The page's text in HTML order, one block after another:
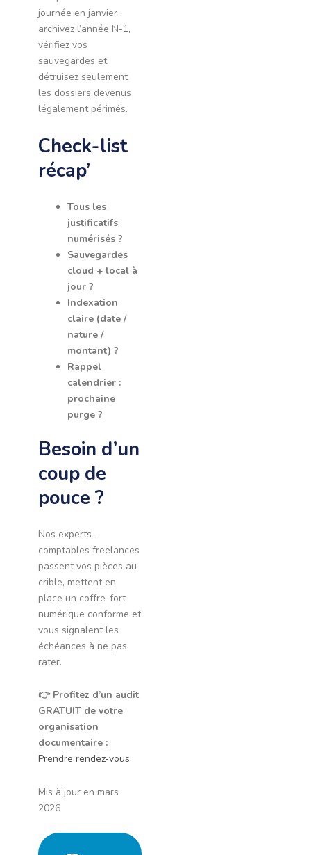
journée en janvier :
archivez l’année N-1,
vérifiez vos
sauvegardes et
détruisez seulement
les dossiers devenus
légalement périmés.
Check-list
récap’
Tous les
justificatifs
numérisés ?
Sauvegardes
cloud + local à
jour ?
Indexation
claire (date /
nature /
montant) ?
Rappel
calendrier :
prochaine
purge ?
Besoin d’un
coup de
pouce ?
Nos experts-
comptables freelances
passent vos pièces au
crible, mettent en
place un coffre-fort
numérique conforme et
vous signalent les
échéances à ne pas
rater.
👉 Profitez d’un audit
GRATUIT de votre
organisation
documentaire :
Prendre rendez-vous
Mis à jour en mars
2026